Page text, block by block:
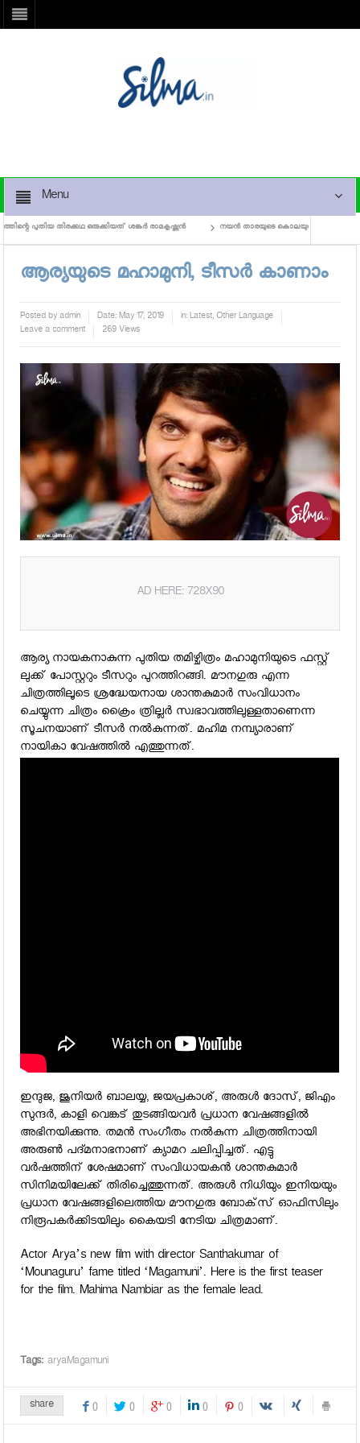
Menu
പുതിയ തിരക്കഥ ഒരുക്കിയത് ശങ്കര്‍ രാമകൃഷ്ണന്‍ നയന്‍ താരയുടെ കൊലയുതിര്‍ കാലം ജൂണ്‍ 14ന്
ആര്യയുടെ മഹാമുനി, ടീസര്‍ കാണാം
Posted byadmin Date:May 17, 2019 in:Latest, Other Language
Leave a comment
269 Views
AD HERE: 728X90
ആര്യ നായകനാകുന്ന പുതിയ തമിഴ്ചിത്രം മഹാമുനിയുടെ ഫസ്റ്റ്
ലുക്ക് പോസ്റ്ററും ടീസറും പുറത്തിറങ്ങി. മൗനഗുരു എന്ന
ചിത്രത്തിലൂടെ ശ്രദ്ധേയനായ ശാന്തകുമാര്‍ സംവിധാനം
ചെയ്യുന്ന ചിത്രം ക്രൈം ത്രില്ലര്‍ സ്വഭാവത്തിലുള്ളതാണെന്ന
സൂചനയാണ് ടീസര്‍ നല്‍കുന്നത്. മഹിമ നമ്പ്യാരാണ്
നായികാ വേഷത്തില്‍ എത്തുന്നത്.
ഇന്ദുജ, ജൂനിയര്‍ ബാലയ്യ, ജയപ്രകാശ്, അരുള്‍ ദോസ്, ജിഎം
സുന്ദര്‍, കാളി വെങ്കട് തുടങ്ങിയവര്‍ പ്രധാന വേഷങ്ങളില്‍
അഭിനയിക്കുന്നു. തമന്‍ സംഗീതം നല്‍കുന്ന ചിത്രത്തിനായി
അരുണ്‍ പദ്മനാഭനാണ് ക്യാമറ ചലിപ്പിച്ചത്. എട്ടു
വര്‍ഷത്തിന് ശേഷമാണ് സംവിധായകന്‍ ശാന്തകുമാര്‍
സിനിമയിലേക്ക് തിരിച്ചെത്തുന്നത്. അരുള്‍ നിധിയും ഇനിയയും
പ്രധാന വേഷങ്ങളിലെത്തിയ മൗനഗുരു ബോക്‌സ് ഓഫിസിലും
നിരൂപകര്‍ക്കിടയിലും കൈയടി നേടിയ ചിത്രമാണ്.
Actor Arya’s new film with director Santhakumar of
‘Mounaguru’ fame titled ‘Magamuni’. Here is the first teaser
for the film. Mahima Nambiar as the female lead.
Tags: aryaMagamuni
share 0 0 0 0 0